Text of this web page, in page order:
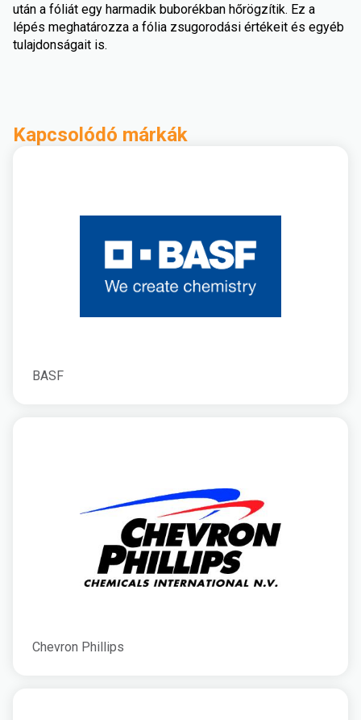
után a fóliát egy harmadik buborékban hőrögzítik. Ez a
lépés meghatározza a fólia zsugorodási értékeit és egyéb
tulajdonságait is.
Kapcsolódó márkák
BASF
Chevron Phillips